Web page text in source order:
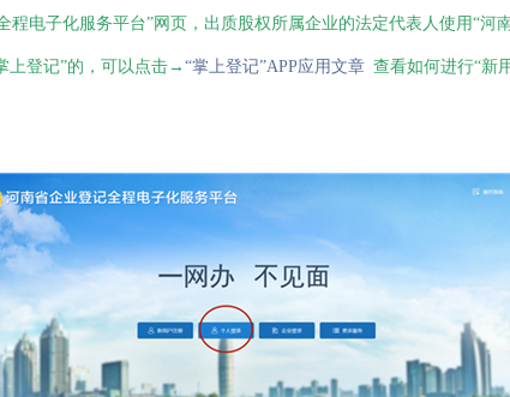
程电子化服务平台”网页，出质股权所属企业的法定代表人使用“河
上登记”的，可以点击→ “掌上登记”APP应用文章 查看如何进行“新